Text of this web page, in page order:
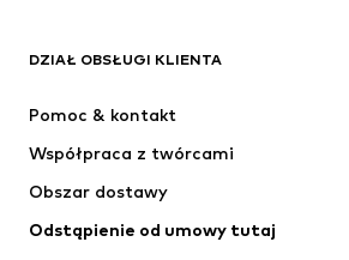
Nowości
Kurtki
Bielizna
Płaszcze
Spódnice
DZIAŁ OBSŁUGI KLIENTA
Pomoc & kontakt
Współpraca z twórcami
Obszar dostawy
Odstąpienie od umowy tutaj